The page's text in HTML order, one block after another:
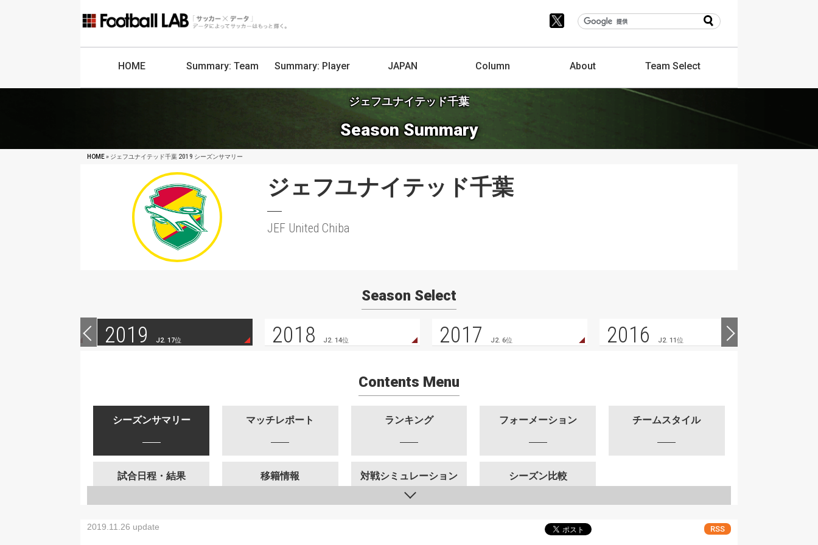
HOME Summary: Team Summary: Player JAPAN Column About TeamSelect
ジェフユナイテッド千葉
Season Summary
HOME» ジェフユナイテッド千葉 2019 シーズンサマリー
ジェフユナイテッド千葉
JEF United Chiba
Season Select
2019 J2. 17位 2018 J2. 14位 2017 J2. 6位 2016 J2. 11位
Contents Menu
シーズンサマリー マッチレポート ランキング フォーメーション チームスタイル
試合日程・結果 移籍情報 対戦シミュレーション シーズン比較
2019.11.26 update RSS